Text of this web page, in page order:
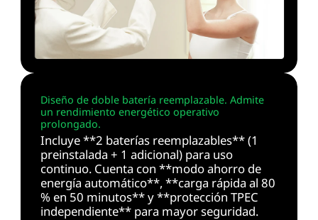
Diseño de doble batería reemplazable. Admite
un rendimiento energético operativo
prolongado.
Incluye **2 baterías reemplazables** (1
preinstalada + 1 adicional) para uso
continuo. Cuenta con **modo ahorro de
energía automático**, **carga rápida al 80
% en 50 minutos** y **protección TPEC
independiente** para mayor seguridad.